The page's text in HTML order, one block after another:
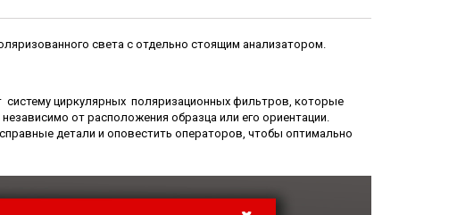
света с отдельно стоящим анализатором.
систему циркулярных поляризационных фильтров, которые
от расположения образца или его ориентации.
детали и оповестить операторов, чтобы оптимально